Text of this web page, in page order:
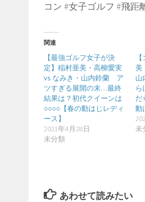
コン #女子ゴルフ #飛距
関連
【最強ゴルフ女子が決
定】稲村亜美・高柳愛実
vs なみき・山内鈴蘭 ア
ツすぎる展開の末…最終
結果は？初代クイーンは
○○○○【春の動はじレディ
ース】
2021年4月28日
未分類
美
山
ら
だ
動
未
あわせて読みたい